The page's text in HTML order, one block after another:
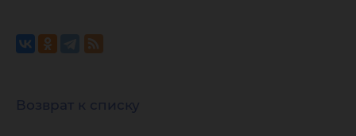
Возврат к списку